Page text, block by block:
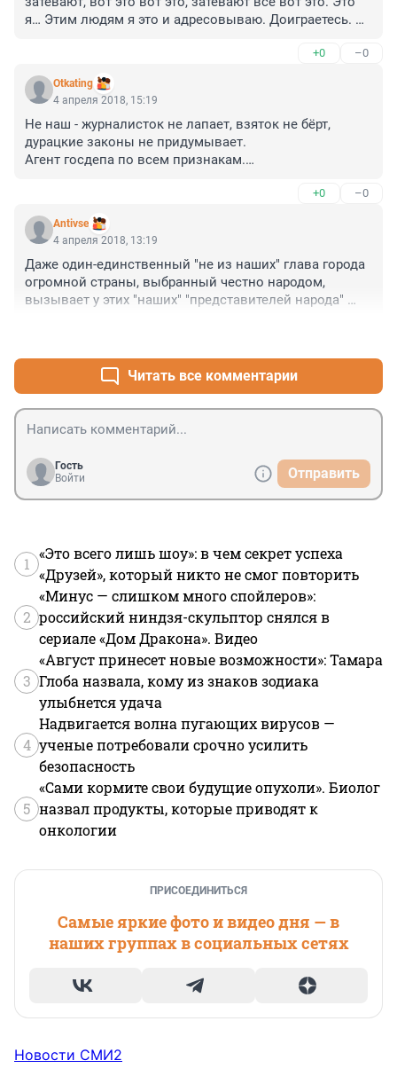
я… Этим людям я это и адресовываю. Доиграетесь. С
+0 –0
Otkating
4 апреля 2018, 15:19
Не наш - журналисток не лапает, взяток не бёрт,
дурацкие законы не придумывает.
Агент госдепа по всем признакам.
+0 –0
Antivse
4 апреля 2018, 13:19
Даже один-единственный "не из наших" глава города
огромной страны, выбранный честно народом,
вызывает у этих "наших" "представителей народа"
Читать все комментарии
Гость
Войти
Отправить
1
«Это всего лишь шоу»: в чем секрет успеха
«Друзей», который никто не смог повторить
2
«Минус — слишком много спойлеров»:
российский ниндзя-скульптор снялся в
сериале «Дом Дракона». Видео
3
«Август принесет новые возможности»: Тамара
Глоба назвала, кому из знаков зодиака
улыбнется удача
4
Надвигается волна пугающих вирусов —
ученые потребовали срочно усилить
безопасность
5
«Сами кормите свои будущие опухоли». Биолог
назвал продукты, которые приводят к
онкологии
ПРИСОЕДИНИТЬСЯ
Самые яркие фото и видео дня — в
наших группах в социальных сетях
Новости СМИ2